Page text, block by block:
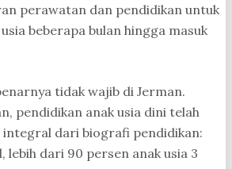
perawatan dan pendidikan untuk
beberapa bulan hingga masuk
tidak wajib di Jerman.
pendidikan anak usia dini telah
integral dari biografi pendidikan:
lebih dari 90 persen anak usia 3